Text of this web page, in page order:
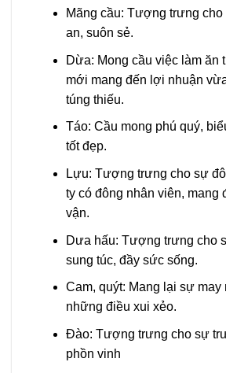
Mãng cầu: Tượng trưng cho
an, suôn sẻ.
Dừa: Mong cầu việc làm ăn
mới mang đến lợi nhuận
túng thiếu.
Táo: Cầu mong phú quý,
tốt đẹp.
Lựu: Tượng trưng cho sự
ty có đông nhân viên, mang
vận.
Dưa hấu: Tượng trưng cho
sung túc, đầy sức sống.
Cam, quýt: Mang lại sự may
những điều xui xẻo.
Đào: Tượng trưng cho sự
phồn vinh